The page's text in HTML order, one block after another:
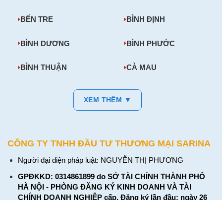
BẾN TRE BÌNH ĐỊNH
BÌNH DƯƠNG BÌNH PHƯỚC
BÌNH THUẬN CÀ MAU
XEM THÊM ▼
CÔNG TY TNHH ĐẦU TƯ THƯƠNG MẠI SARINA
Người đại diện pháp luật: NGUYỄN THỊ PHƯƠNG
GPĐKKD: 0314861899 do SỞ TÀI CHÍNH THÀNH PHỐ
HÀ NỘI - PHÒNG ĐĂNG KÝ KINH DOANH VÀ TÀI
CHÍNH DOANH NGHIỆP cấp. Đăng ký lần đầu: ngày 26